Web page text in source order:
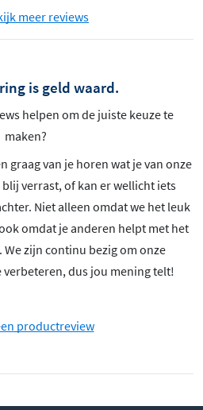
meer reviews
is geld waard.
helpen om de juiste keuze te
maken?
graag van je horen wat je van onze
verrast, of kan er wellicht iets
Niet alleen omdat we het leuk
omdat je anderen helpt met het
We zijn continu bezig om onze
verbeteren, dus jou mening telt!
productreview